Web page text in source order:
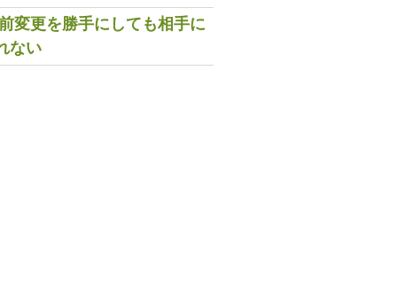
変更を勝手にしても相手に
ない